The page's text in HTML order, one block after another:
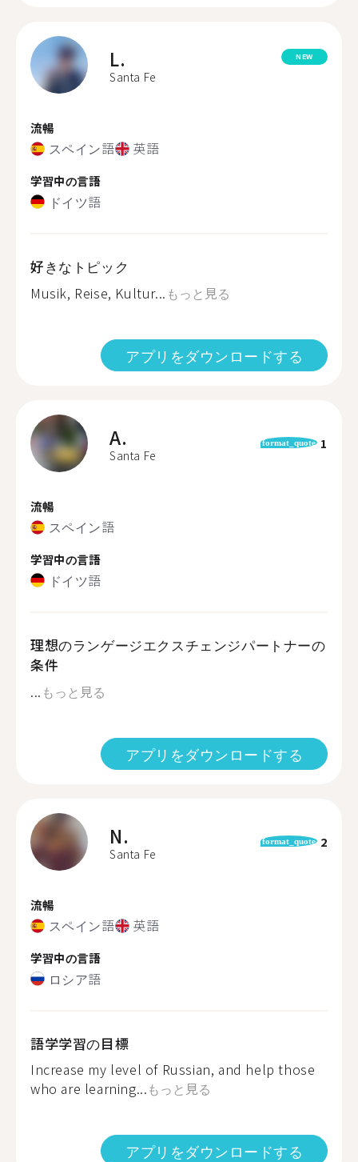
L.
Santa Fe
NEW
流暢
スペイン語 英語
学習中の言語
ドイツ語
好きなトピック
Musik, Reise, Kultur... もっと見る
アプリをダウンロードする
A.
Santa Fe
format_quote 1
流暢
スペイン語
学習中の言語
ドイツ語
理想のランゲージエクスチェンジパートナーの
条件
... もっと見る
アプリをダウンロードする
N.
Santa Fe
format_quote 2
流暢
スペイン語 英語
学習中の言語
ロシア語
語学学習の目標
Increase my level of Russian, and help those
who are learning...もっと見る
アプリをダウンロードする